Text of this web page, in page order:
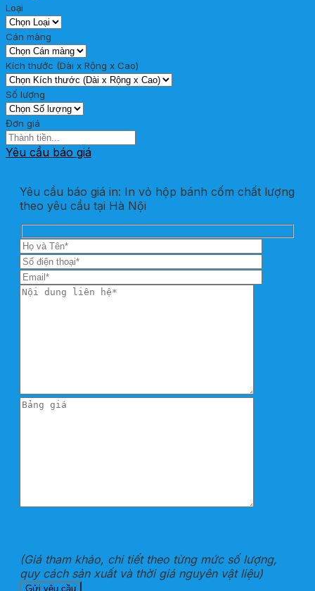
Loại
Cán màng
Kích thước (Dài x Rộng x Cao)
Số lượng
Đơn giá
Yêu cầu báo giá
Yêu cầu báo giá in: In vỏ hộp bánh cốm chất lượng
theo yêu cầu tại Hà Nội
(Giá tham khảo, chi tiết theo từng mức số lượng,
quy cách sản xuất và thời giá nguyên vật liệu)